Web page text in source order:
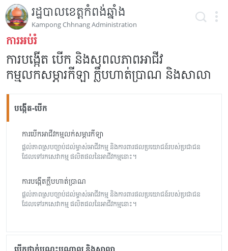
រដ្ឋបាលខេត្តកំពង់ឆ្នាំង
Kampong Chhnang Administration
ការអប់រំ
ការបង្កើត បើក និងសុពលភាពអាជីវ
កម្មលកសម្ភារកីឡា ក្លឹបហាត់ប្រាណ និងសាលា
បង្កើត-បើក
ការបើកអាជីវកម្មលក់សម្ភារកីឡា
ផ្តល់ភាពស្របច្បាប់ដល់ម្ចាស់អាជីវកម្ម និងការពារផលប្រយោជន៍របស់ប្រជាជន
ដែលទៅរកសេវាកម្ម ផលិតផលនៃអាជីវកម្មនោះ។
ការបង្កើតក្លឹបហាត់ប្រាណ
ផ្តល់ភាពស្របច្បាប់ដល់ម្ចាស់អាជីវកម្ម និងការពារផលប្រយោជន៍របស់ប្រជាជន
ដែលទៅរកសេវាកម្ម ផលិតផលនៃអាជីវកម្មនោះ។